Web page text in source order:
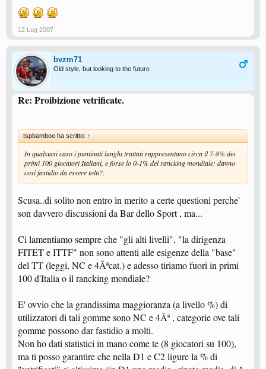
12 Lug 2007
bvzm71
Old style, but looking to the future
Re: Proibizione vetrificate.
tspbamboo ha scritto: ↑
In qualsiasi caso i puntinati lunghi trattati rappresentano circa il 7-8% dei
primi 100 giocatori Italiani, e forse lo 0-1% del rancking mondiale: danno
così fastidio da essere tolti?.
Scusa..di solito non entro in merito a certe questioni perche`
son davvero discussioni da Bar dello Sport , ma...
Ci lamentiamo sempre che "gli alti livelli", "la dirigenza
FITET e ITTF" non sono attenti alle esigenze della "base"
del TT (leggi, NC e 4Âªcat.) e adesso tiriamo fuori in primi
100 d'Italia o il rancking mondiale?
E' ovvio che la grandissima maggioranza (a livello %) di
utilizzatori di tali gomme sono NC e 4Âª , categorie ove tali
gomme possono dar fastidio a molti.
Non ho dati statistici in mano come te (8 giocatori su 100),
ma ti posso garantire che nella D1 e C2 ligure la % di